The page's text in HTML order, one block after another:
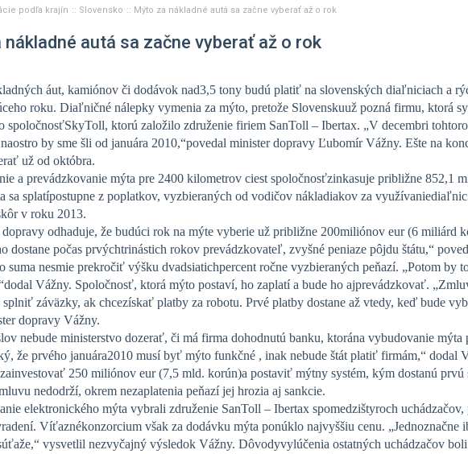
podľa krajín Slovensko Mýto za nákladné autá sa začne vyberať až o rok
autá sa začne vyberať až o rok
áut, kamiónov či dodávok nad3,5 tony budú platiť na slovenských diaľniciach a
roku. Diaľničné nálepky vymenia za mýto, pretože Slovenskuuž pozná firmu, ktorá
spoločnosťSkyToll, ktorú založilo združenie firiem SanToll – Ibertax. „V decembri
by sme šli od januára 2010,“povedal minister dopravy Ľubomír Vážny. Ešte na
už od októbra.
a prevádzkovanie mýta pre 2400 kilometrov ciest spoločnosťzinkasuje približne 852,1
sa splatípostupne z poplatkov, vyzbieraných od vodičov nákladiakov za
v roku 2013.
odhaduje, že budúci rok na mýte vyberie už približne 200miliónov eur (6 miliárd
dostane počas prvýchtrinástich rokov prevádzkovateľ, zvyšné peniaze pôjdu štátu,“
suma nesmie prekročiť výšku dvadsiatichpercent ročne vyzbieraných peňazí. „Potom by
Vážny. Spoločnosť, ktorá mýto postaví, ho zaplatí a bude ho ajprevádzkovať.
záväzky, ak chcezískať platby za robotu. Prvé platby dostane až vtedy, keď bude
dopravy Vážny.
nebude ministerstvo dozerať, či má firma dohodnutú banku, ktorána vybudovanie mýta
že prvého januára2010 musí byť mýto funkčné , inak nebude štát platiť firmám,“ dodal
250 miliónov eur (7,5 mld. korún)a postaviť mýtny systém, kým dostanú prvú
nedodrží, okrem nezaplatenia peňazí jej hrozia aj sankcie.
elektronického mýta vybrali združenie SanToll – Ibertax spomedzištyroch
Víťaznékonzorcium však za dodávku mýta ponúklo najvyššiu cenu. „Jednoznačne
vysvetlil nezvyčajný výsledok Vážny. Dôvodyvylúčenia ostatných uchádzačov